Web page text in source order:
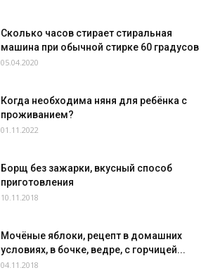
Сколько часов стирает стиральная
машина при обычной стирке 60 градусов
05.04.2020
Когда необходима няня для ребёнка с
проживанием?
01.11.2022
Борщ без зажарки, вкусный способ
приготовления
10.11.2018
Мочёные яблоки, рецепт в домашних
условиях, в бочке, ведре, с горчицей...
04.11.2018